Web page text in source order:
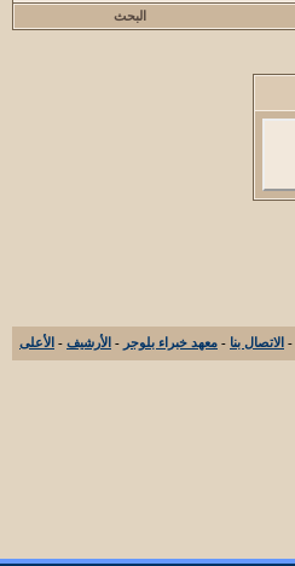
البحث
- الاتصال بنا - معهد خبراء بلوجر - الأرشيف - الأعلى